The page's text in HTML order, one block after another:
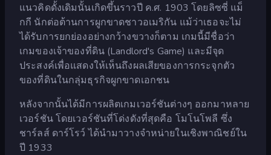
แนวคิดดั้งเดิมนั้นเกิดขึ้นราวปี ค.ศ. 1903 โดยลิซซี่ แม็
กกี นักต่อต้านการผูกขาดชาวอเมริกัน แม้ว่าเธอจะไม่
ได้รับการยกย่องอย่างกว้างขวางก็ตาม เกมนี้มีชื่อว่า
เกมของเจ้าของที่ดิน (Landlord's Game) และมีจุด
ประสงค์เพื่อแสดงให้เห็นถึงผลเสียของการกระจุกตัว
ของที่ดินในกลุ่มธุรกิจผูกขาดเอกชน
หลังจากนั้นได้มีการผลิตเกมเวอร์ชันต่างๆ ออกมาหลาย
เวอร์ชัน โดยเวอร์ชันที่โด่งดังที่สุดคือ โมโนโพลี ซึ่ง
ชาร์ลส์ ดาร์โรว์ ได้นำมาวางจำหน่ายในเชิงพาณิชย์ใน
ปี 1933